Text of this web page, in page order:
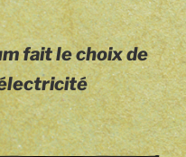
fait le choix de